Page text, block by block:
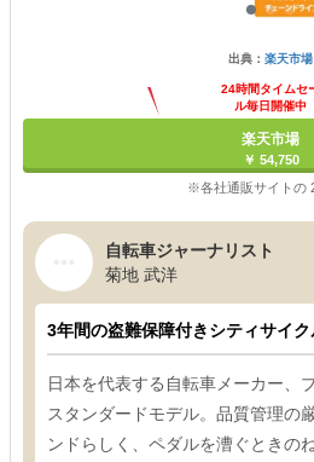
出典： 楽天市場
24時間タイムセ
ル毎日開催中
楽天市場
￥ 54,750
※各社通販サイトの
自転車ジャーナリスト
菊地 武洋
3年間の盗難保障付きシティサイク
日本を代表する自転車メーカー、
スタンダードモデル。品質管理の
ンドらしく、ペダルを漕ぐときの